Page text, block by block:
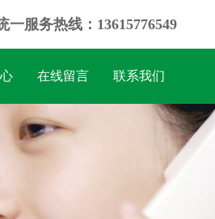
一服务热线：13615776549
在线留言 联系我们